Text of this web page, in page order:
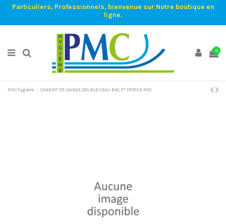
Particuliers, Professionnels, bienvenue sur Notre boutique en
ligne.
0
PMC hygiène CHARIOT DE LAVAGE DOUBLE SEAU BAC ET PRESSE PAD